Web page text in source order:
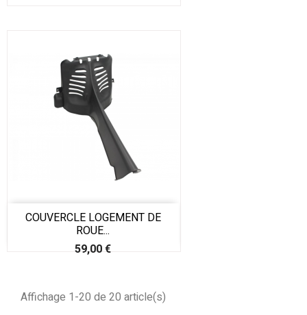
COUVERCLE LOGEMENT DE
ROUE...
Prix
59,00 €
Affichage 1-20 de 20 article(s)